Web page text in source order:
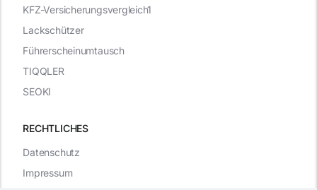
KFZ-Versicherungsvergleich1
Lackschützer
Führerscheinumtausch
TIQQLER
SEOKI
RECHTLICHES
Datenschutz
Impressum